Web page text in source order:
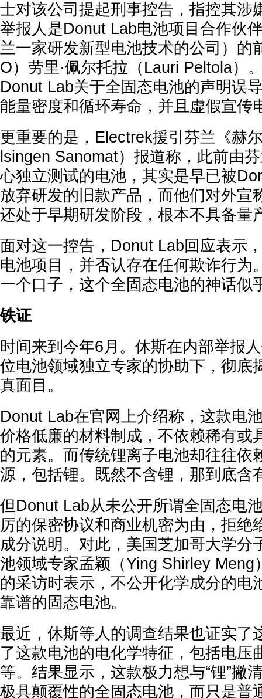
士对该公司提起刑事控告，指控其涉
举报人是Donut Lab电池项目合作伙
兰一家研发新型电池技术的公司）的
O）劳里·佩尔托拉（Lauri Peltola）
Donut Lab关于全固态电池的声明误
能量密度和循环寿命，并且虚假宣传
更重要的是，Electrek援引芬兰《赫
lsingen Sanomat）报道称，此前由
心独立测试的电池，其实是早已被
放弃研发的旧款产品，而他们对外宣
还处于早期研发阶段，根本不具备量
面对这一控告，Donut Lab回应表示
电池项目，并否认存在任何欺诈行为
一个口子，这个全固态电池的神话似
铁证
时间来到今年6月。休斯在内部举报
位电池领域独立专家的协助下，彻底
真面目。
Donut Lab在官网上介绍称，这款电
价格低廉的材料制成，不依赖稀有或
的元素。而传统锂离子电池却往往依
源，包括锂。既然不含锂，那到底含
但Donut Lab从未公开所谓全固态电
厉的保密协议和商业机密为由，拒绝
成分说明。对此，美国芝加哥大学分
池领域专家孟颖（Ying Shirley Meng
的采访时表示，不公开化学成分的电
靠谱的固态电池。
最近，休斯等人的调查结果也证实了
了这款电池的电化学特征，包括电压
等。结果显示，这款极力想与“锂”撇
极具颠覆性的全固态电池，而只是普